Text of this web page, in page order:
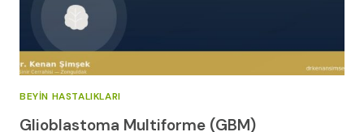
2026
BEYIN HASTALIKLARI
Glioblastoma Multiforme (GBM)